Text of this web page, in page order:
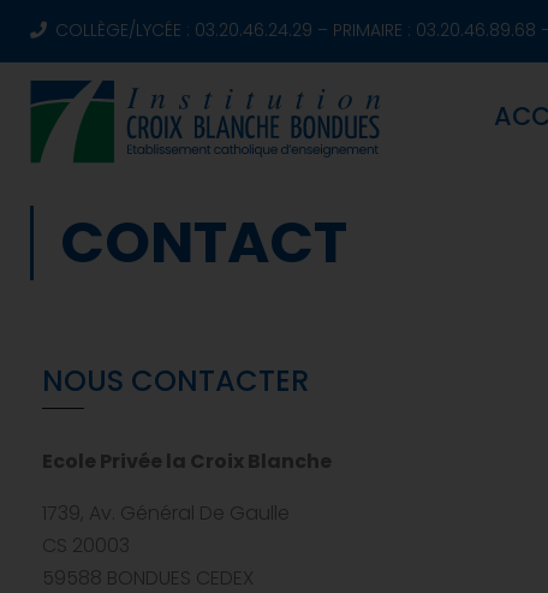
COLLÈGE/LYCÉE : 03.20.46.24.29 – PRIMAIRE : 03.20.46.89.68
CONTACT
NOUS CONTACTER
Ecole Privée la Croix Blanche
1739, Av. Général De Gaulle
CS 20003
59588 BONDUES CEDEX